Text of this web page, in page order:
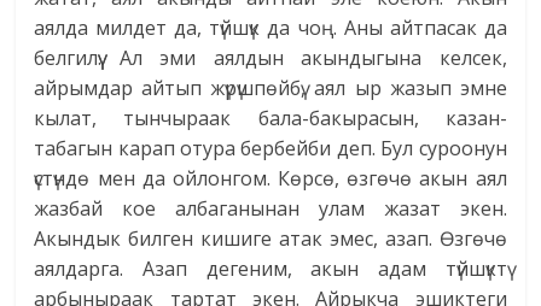
аялда милдет да, түйшүк да чоң. Аны айтпасак да
белгилүү. Ал эми аялдын акындыгына келсек,
айрымдар айтып жүрүшпөйбү, аял ыр жазып эмне
кылат, тынчыраак бала-бакырасын, казан-
табагын карап отура бербейби деп. Бул суроонун
үстүндө мен да ойлонгом. Көрсө, өзгөчө акын аял
жазбай кое албаганынан улам жазат экен.
Акындык билген кишиге атак эмес, азап. Өзгөчө
аялдарга. Азап дегеним, акын адам түйшүктү
арбыныраак тартат экен. Айрыкча эшиктеги